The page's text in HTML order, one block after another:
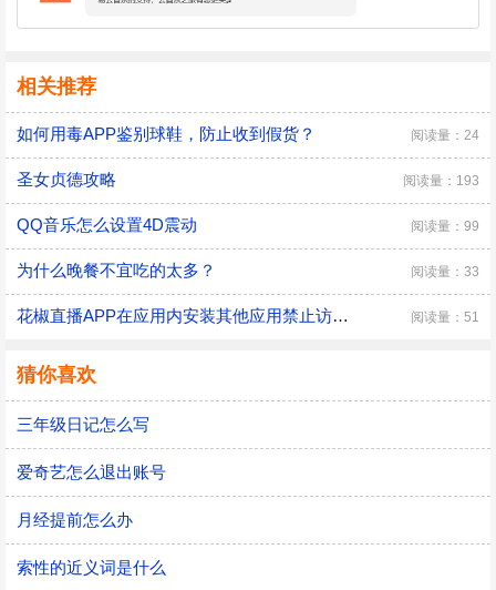
相关推荐
如何用毒APP鉴别球鞋，防止收到假货？ 阅读量：24
圣女贞德攻略 阅读量：193
QQ音乐怎么设置4D震动 阅读量：99
为什么晚餐不宜吃的太多？ 阅读量：33
花椒直播APP在应用内安装其他应用禁止访问权限 阅读量：51
猜你喜欢
三年级日记怎么写
爱奇艺怎么退出账号
月经提前怎么办
索性的近义词是什么